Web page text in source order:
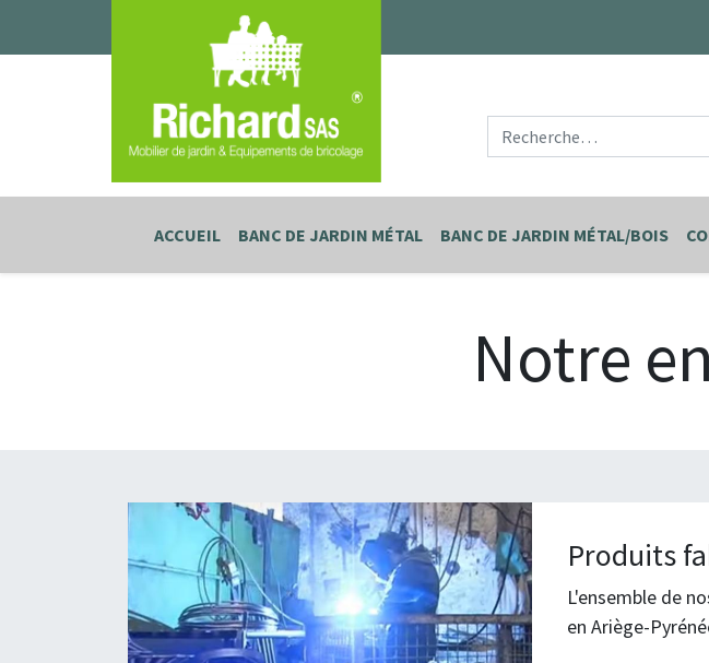
ACCUEIL BANC DE JARDIN MÉTAL BANC DE JARDIN MÉTAL/BOIS
Notre
Produits
L'ensemble de
en Ariège-